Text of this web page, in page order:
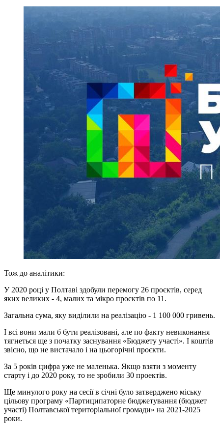
Тож до аналітики:
У 2020 році у Полтаві здобули перемогу 26 проєктів, серед
яких великих - 4, малих та мікро проєктів по 11.
Загальна сума, яку виділили на реалізацію - 1 100 000 гривень.
І всі вони мали б бути реалізовані, але по факту невиконання
тягнеться ще з початку заснування «Бюджету участі». І коштів
звісно, що не вистачало і на цьогорічні проєкти.
За 5 років цифра уже не маленька. Якщо взяти з моменту
старту і до 2020 року, то не зробили 30 проектів.
Ще минулого року на сесії в січні було затверджено міську
цільову програму «Партиципаторне бюджетування (бюджет
участі) Полтавської територіальної громади» на 2021-2025
роки.